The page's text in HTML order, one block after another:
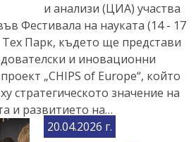
и анализи (ЦИА) участва
Фестивала на науката (14 - 17
Тех Парк, където ще представи
и иновационни
„CHIPS of Europe“, който
стратегическото значение на
и развитието на…
20.04.2026 г.